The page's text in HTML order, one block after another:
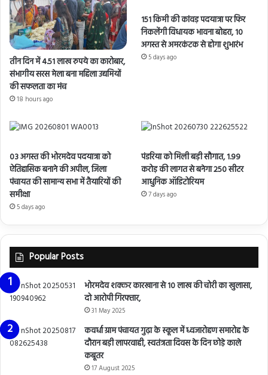
तीन दिन में 4.51 लाख रुपये का कारोबार,
संभागीय सरस मेला बना महिला उद्यमियों
की सफलता का मंच
18 hours ago
151 किमी की कांवड़ पदयात्रा पर फिर
निकलेंगी विधायक भावना बोहरा, 10
अगस्त से अमरकंटक से होगा शुभारंभ
5 days ago
03 अगस्त की भोरमदेव पदयात्रा को
ऐतिहासिक बनाने की अपील, जिला
पंचायत की सामान्य सभा में तैयारियों की
समीक्षा
5 days ago
पंडरिया को मिली बड़ी सौगात, 1.99
करोड़ की लागत से बनेगा 250 सीटर
आधुनिक ऑडिटोरियम
7 days ago
Popular Posts
भोरमदेव शक्कर कारखाना से 10 लाख की चोरी का खुलासा,
दो आरोपी गिरफ्तार,
31 May 2025
कवर्धा ग्राम पंचायत गुढ़ा के स्कूल में ध्वजारोहण समारोह के
दौरान बड़ी लापरवाही, स्वतंत्रता दिवस के दिन छोड़े काले
कबूतर
17 August 2025